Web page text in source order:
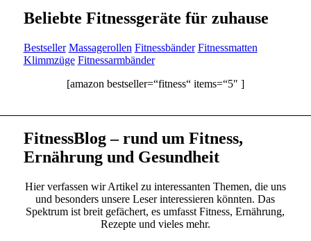
Beliebte Fitnessgeräte für zuhause
Bestseller Massagerollen Fitnessbänder Fitnessmatten
Klimmzüge Fitnessarmbänder
[amazon bestseller=“fitness“ items=“5″ ]
FitnessBlog – rund um Fitness,
Ernährung und Gesundheit
Hier verfassen wir Artikel zu interessanten Themen, die uns
und besonders unsere Leser interessieren könnten. Das
Spektrum ist breit gefächert, es umfasst Fitness, Ernährung,
Rezepte und vieles mehr.